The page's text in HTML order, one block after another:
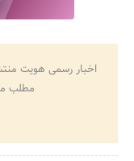
اخبار رسمی هویت
مطلب